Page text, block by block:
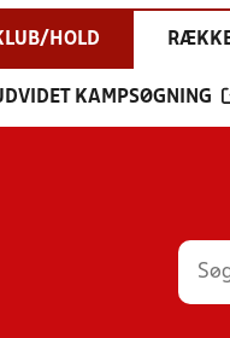
HOLD
KAMPSØGNING